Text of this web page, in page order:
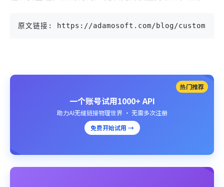
原文链接: https://adamosoft.com/blog/custom-
热门推荐
一个账号试用1000+ API
助力AI无缝链接物理世界 · 无需多次注册
免费开始试用 →